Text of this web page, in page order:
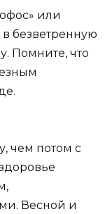
или
в безветренную
Помните, что
чем потом с
Весной и